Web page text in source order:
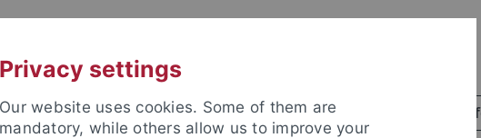
Privacy settings
Our website uses cookies. Some of them are
mandatory, while others allow us to improve your